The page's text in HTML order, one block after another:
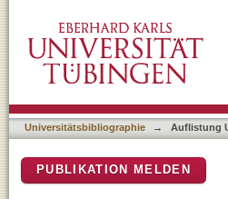
Universitätsbibliographie → Auflistung
PUBLIKATION MELDEN